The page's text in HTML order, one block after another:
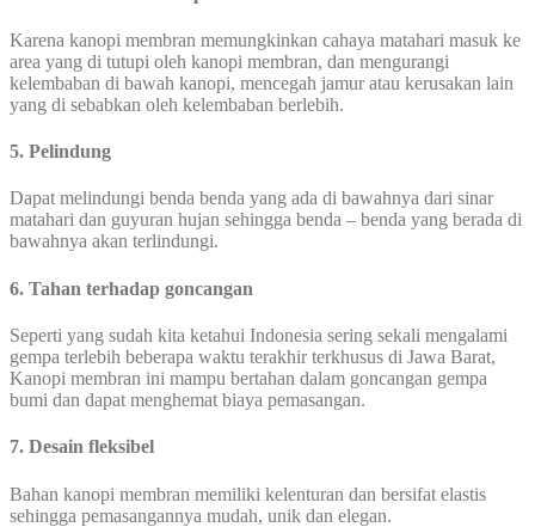
Karena kanopi membran memungkinkan cahaya matahari masuk ke
area yang di tutupi oleh kanopi membran, dan mengurangi
kelembaban di bawah kanopi, mencegah jamur atau kerusakan lain
yang di sebabkan oleh kelembaban berlebih.
5. Pelindung
Dapat melindungi benda benda yang ada di bawahnya dari sinar
matahari dan guyuran hujan sehingga benda – benda yang berada di
bawahnya akan terlindungi.
6. Tahan terhadap goncangan
Seperti yang sudah kita ketahui Indonesia sering sekali mengalami
gempa terlebih beberapa waktu terakhir terkhusus di Jawa Barat,
Kanopi membran ini mampu bertahan dalam goncangan gempa
bumi dan dapat menghemat biaya pemasangan.
7. Desain fleksibel
Bahan kanopi membran memiliki kelenturan dan bersifat elastis
sehingga pemasangannya mudah, unik dan elegan.